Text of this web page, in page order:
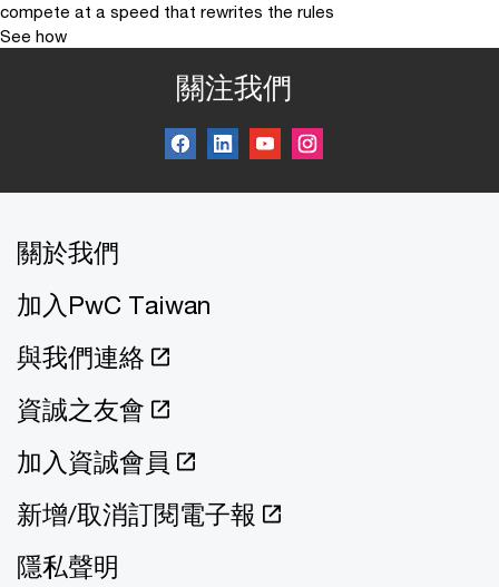
compete at a speed that rewrites the rules
See how
關注我們
關於我們
加入PwC Taiwan
與我們連絡
資誠之友會
加入資誠會員
新增/取消訂閱電子報
隱私聲明